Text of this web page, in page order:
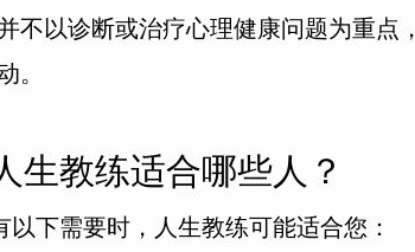
不以诊断或治疗心理健康问题为重点
。
生教练适合哪些人？
以下需要时，人生教练可能适合您：